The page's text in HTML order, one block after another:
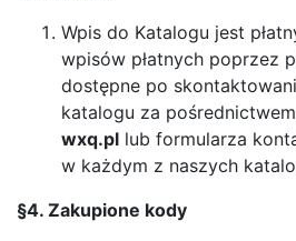
Wpis do Katalogu jest
wpisów płatnych poprzez
dostępne po
katalogu za
wxq.pl lub formularza
w każdym z naszych
§4. Zakupione kody